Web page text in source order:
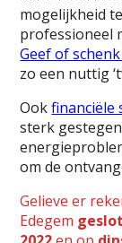
mogelijkheid
professioneel
Geef of
zo een nuttig
Ookfinanciële
sterk
om de
Gelieve er
Edegem